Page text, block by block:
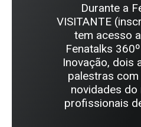
Durante a
VISITANTE
tem acesso
Fenatalks
Inovação, dois
palestras
novidades
profissionais